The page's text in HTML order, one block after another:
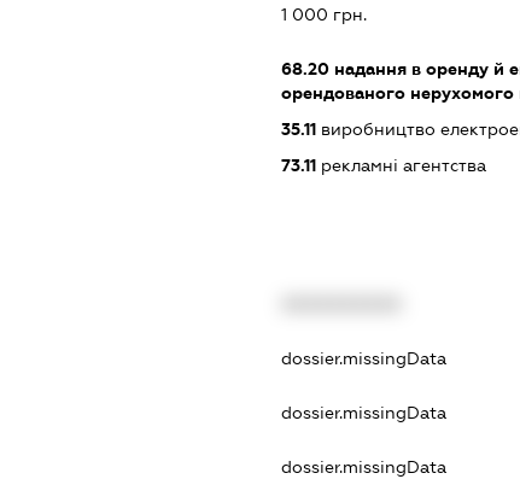
1 000 грн.
68.20надання в оренду й
орендованого нерухомого
35.11виробництво
73.11рекламні агентства
dossier.missingData
dossier.missingData
dossier.missingData